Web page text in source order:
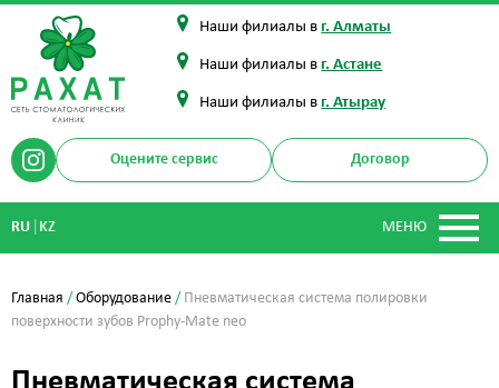
Наши филиалы в г. Алматы
Наши филиалы в г. Астане
Наши филиалы в г. Атырау
Оцените сервис Договор
МЕНЮ
RU KZ
Главная /Оборудование / Пневматическая система полировки
поверхности зубов Prophy-Mate neo